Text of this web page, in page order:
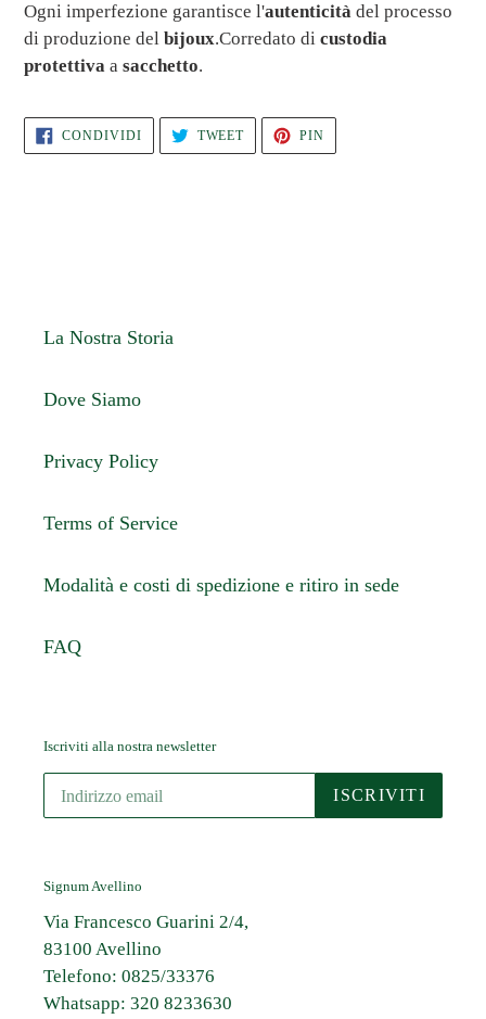
Ogni imperfezione garantisce l'autenticità del processo
di produzione del bijoux.Corredato di custodia
protettiva a sacchetto.
CONDIVIDICONDIVIDI
FACEBOOK
TWEETTWITTA
TWITTER
PIN
PINTEREST
La Nostra Storia
Dove Siamo
Privacy Policy
Terms of Service
Modalità e costi di spedizione e ritiro in sede
FAQ
Iscriviti alla nostra newsletter
ISCRIVITI
Signum Avellino
Via Francesco Guarini 2/4,
83100 Avellino
Telefono: 0825/33376
Whatsapp: 320 8233630